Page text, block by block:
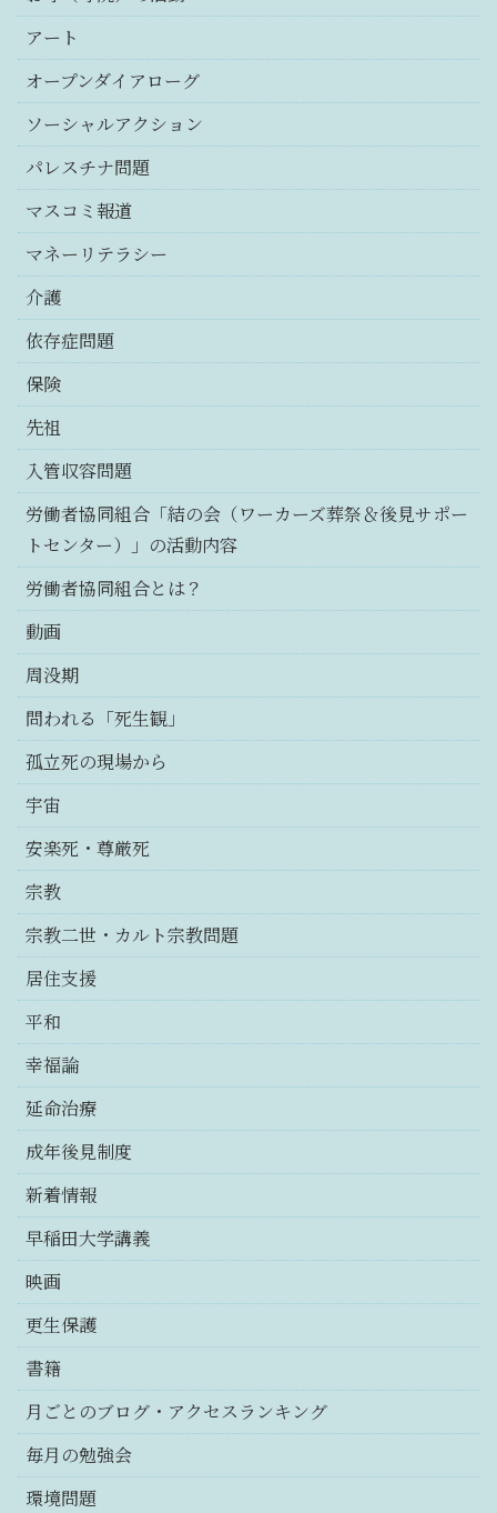
アート
オープンダイアローグ
ソーシャルアクション
パレスチナ問題
マスコミ報道
マネーリテラシー
介護
依存症問題
保険
先祖
入管収容問題
労働者協同組合「結の会（ワーカーズ葬祭＆後見サポー
トセンター）」の活動内容
労働者協同組合とは？
動画
周没期
問われる「死生観」
孤立死の現場から
宇宙
安楽死・尊厳死
宗教
宗教二世・カルト宗教問題
居住支援
平和
幸福論
延命治療
成年後見制度
新着情報
早稲田大学講義
映画
更生保護
書籍
月ごとのブログ・アクセスランキング
毎月の勉強会
環境問題